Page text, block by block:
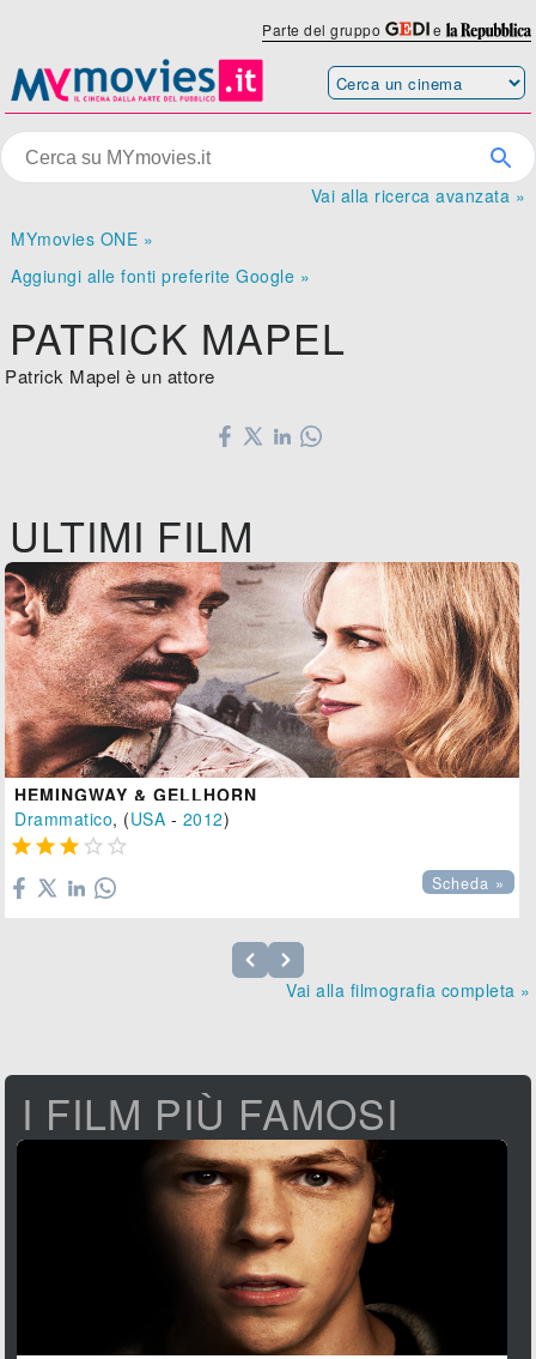
Parte del gruppo e
Vai alla ricerca avanzata »
MYmovies ONE »
Aggiungi alle fonti preferite Google »
PATRICK MAPEL
Patrick Mapel è un attore
ULTIMI FILM
HEMINGWAY & GELLHORN
Drammatico, (USA - 2012)
    
Scheda »
Vai alla filmografia completa »
I FILM PIÙ FAMOSI